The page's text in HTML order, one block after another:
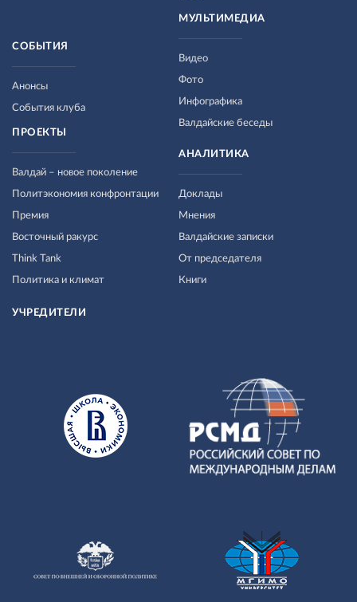
МУЛЬТИМЕДИА
Видео
Фото
Инфографика
Валдайские беседы
СОБЫТИЯ
Анонсы
События клуба
ПРОЕКТЫ
Валдай – новое поколение
Политэкономия конфронтации
Премия
Восточный ракурс
Think Tank
Политика и климат
АНАЛИТИКА
Доклады
Мнения
Валдайские записки
От председателя
Книги
УЧРЕДИТЕЛИ